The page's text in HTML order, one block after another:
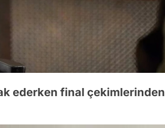
ederken final çekimlerinden